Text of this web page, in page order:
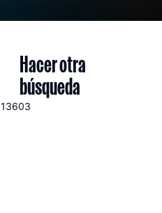
Hacer otra
búsqueda